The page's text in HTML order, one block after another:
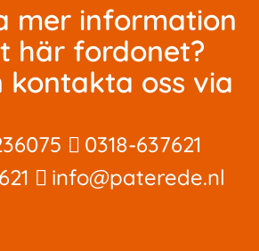
mer information
här fordonet?
kontakta oss via
0318-637621
info@paterede.nl